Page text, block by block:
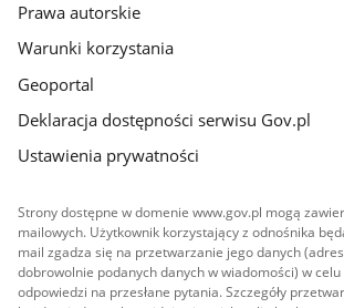
Prawa autorskie
Warunki korzystania
Geoportal
Deklaracja dostępności serwisu Gov.pl
Ustawienia prywatności
Strony dostępne w domenie www.gov.pl mogą
mailowych. Użytkownik korzystający z odnośnika
mail zgadza się na przetwarzanie jego danych
dobrowolnie podanych danych w wiadomości) w celu
odpowiedzi na przesłane pytania. Szczegóły